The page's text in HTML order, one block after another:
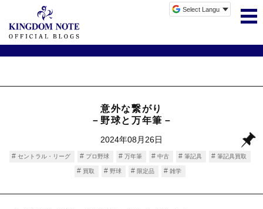
意外な繋がり
－野球と万年筆－
2024年08月26日
セントラル・リーグ プロ野球 万年筆 中古 筆記具 筆記具買取
買取 野球 限定品 雑学